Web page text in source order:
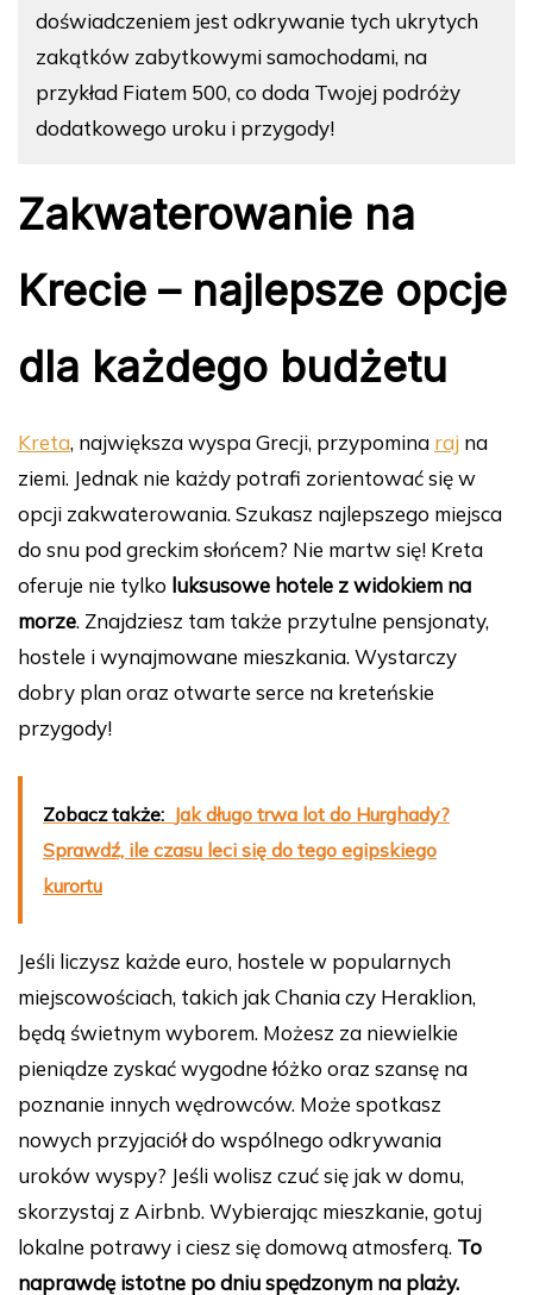
doświadczeniem jest odkrywanie tych ukrytych
zakątków zabytkowymi samochodami, na
przykład Fiatem 500, co doda Twojej podróży
dodatkowego uroku i przygody!
Zakwaterowanie na
Krecie – najlepsze opcje
dla każdego budżetu
Kreta, największa wyspa Grecji, przypomina raj na
ziemi. Jednak nie każdy potrafi zorientować się w
opcji zakwaterowania. Szukasz najlepszego miejsca
do snu pod greckim słońcem? Nie martw się! Kreta
oferuje nie tylko luksusowe hotele z widokiem na
morze. Znajdziesz tam także przytulne pensjonaty,
hostele i wynajmowane mieszkania. Wystarczy
dobry plan oraz otwarte serce na kreteńskie
przygody!
Zobacz także: Jak długo trwa lot do Hurghady?
Sprawdź, ile czasu leci się do tego egipskiego
kurortu
Jeśli liczysz każde euro, hostele w popularnych
miejscowościach, takich jak Chania czy Heraklion,
będą świetnym wyborem. Możesz za niewielkie
pieniądze zyskać wygodne łóżko oraz szansę na
poznanie innych wędrowców. Może spotkasz
nowych przyjaciół do wspólnego odkrywania
uroków wyspy? Jeśli wolisz czuć się jak w domu,
skorzystaj z Airbnb. Wybierając mieszkanie, gotuj
lokalne potrawy i ciesz się domową atmosferą. To
naprawdę istotne po dniu spędzonym na plaży.